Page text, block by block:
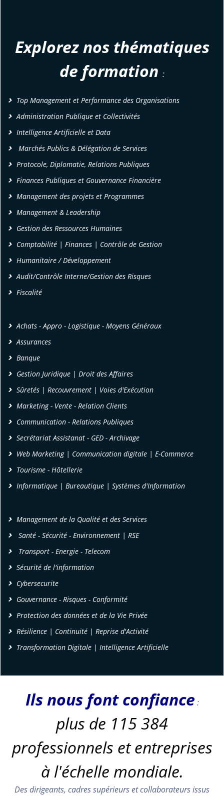
Explorez nos thématiques
de formation :
Top Management et Performance des Organisations
Administration Publique et Collectivités
Intelligence Artificielle et Data
Marchés Publics & Délégation de Services
Protocole, Diplomatie, Relations Publiques
Finances Publiques et Gouvernance Financière
Management des projets et Programmes
Management & Leadership
Gestion des Ressources Humaines
Comptabilité | Finances | Contrôle de Gestion
Humanitaire / Développement
Audit/Contrôle Interne/Gestion des Risques
Fiscalité
Achats - Appro - Logistique - Moyens Généraux
Assurances
Banque
Gestion Juridique | Droit des Affaires
Sûretés | Recouvrement | Voies d'Exécution
Marketing - Vente - Relation Clients
Communication - Relations Publiques
Secrétariat Assistanat - GED - Archivage
Web Marketing | Communication digitale | E-Commerce
Tourisme - Hôtellerie
Informatique | Bureautique | Systèmes d'Information
Management de la Qualité et des Services
Santé - Sécurité - Environnement | RSE
Transport - Energie - Telecom
Sécurité de l'information
Cybersecurite
Gouvernance - Risques - Conformité
Protection des données et de la Vie Privée
Résilience | Continuité | Reprise d'Activité
Transformation Digitale | Intelligence Artificielle
Ils nous font confiance :
plus de 115 384
professionnels et entreprises
à l'échelle mondiale.
Des dirigeants, cadres supérieurs et collaborateurs issus